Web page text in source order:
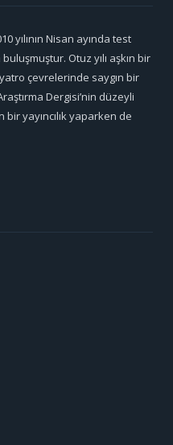
yılının Nisan ayında test
Otuz yılı aşkın bir
çevrelerinde saygın bir
Dergisi’nin düzeyli
yayıncılık yaparken de